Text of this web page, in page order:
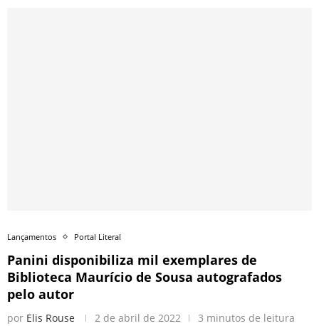
Lançamentos Portal Literal
Panini disponibiliza mil exemplares de
Biblioteca Maurício de Sousa autografados
pelo autor
por Elis Rouse 2 de abril de 2022 3 minutos de leitura